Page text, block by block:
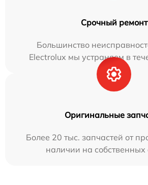
Срочный ремонт
Большинство
Electrolux мы устраняем в
Оригинальные
Более 20 тыс. запчастей от
наличии на собственных